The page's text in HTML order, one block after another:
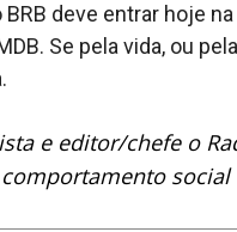
deve entrar hoje
Se pela vida, ou
e editor/chefe o